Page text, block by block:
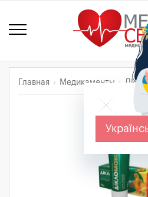
Главная Медикаменты